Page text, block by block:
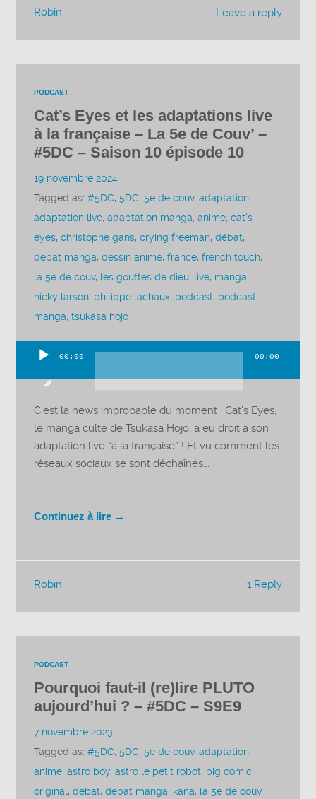
Leave a reply
Robin
PODCAST
Cat’s Eyes et les adaptations live
à la française – La 5e de Couv’ –
#5DC – Saison 10 épisode 10
19 novembre 2024
Tagged as:#5DC,5DC,5e de couv,adaptation,
adaptation live,adaptation manga,anime,cat's
eyes,christophe gans,crying freeman,débat,
débat manga,dessin animé,france,french touch,
la 5e de couv, les gouttes de dieu, live, manga,
nicky larson, philippe lachaux, podcast, podcast
manga,tsukasa hojo
audio
00:00 00:00
C’est la news improbable du moment : Cat’s Eyes,
le manga culte de Tsukasa Hojo, a eu droit à son
adaptation live “à la française” ! Et vu comment les
réseaux sociaux se sont déchaînés...
Continuez à lire →
1 Reply
Robin
PODCAST
Pourquoi faut-il (re)lire PLUTO
aujourd’hui ? – #5DC – S9E9
7 novembre 2023
Tagged as:#5DC,5DC,5e de couv,adaptation,
anime,astro boy,astro le petit robot, big comic
original,débat,débat manga, kana, la 5e de couv,